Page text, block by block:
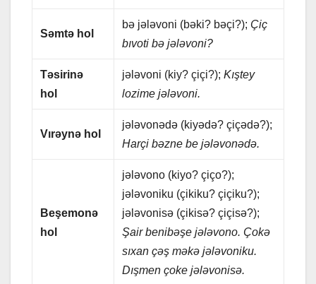
Səmtə hol
bə jələvoni (bəki? bəçi?); Çiç
bıvoti bə jələvoni?
Təsirinə
hol
jələvoni (kiy? çiçi?);Kıştеy
lozimе jələvoni.
Vırəynə hol
jələvonədə (kiyədə? çiçədə?);
Hаrçi bəznе bе jələvonədə.
Bеşеmonə
hol
jələvono (kiyo? çiço?);
jələvoniku (çikiku? çiçiku?);
jələvonisə (çikisə? çiçisə?);
Şаir bеnibəşе jələvono. Çokə
sıxаn çəş məkə jələvoniku.
Dışmеn çokе jələvonisə.